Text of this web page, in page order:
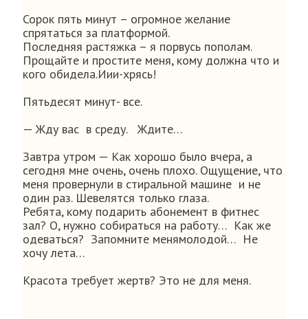
Сорок пять минут – огромное желание
спрятаться за платформой.
Последняя растяжка – я порвусь пополам.
Прощайте и простите меня, кому должна что и
кого обидела.Иии-хрясь!
Пятьдесят минут- все.
— Жду вас в среду. Ждите…
Завтра утром — Как хорошо было вчера, а
сегодня мне очень, очень плохо. Ощущение, что
меня провернули в стиральной машине и не
один раз. Шевелятся только глаза.
Ребята, кому подарить абонемент в фитнес
зал? О, нужно собираться на работу… Как же
одеваться? Запомните менямолодой… Не
хочу лета…
Красота требует жертв? Это не для меня.